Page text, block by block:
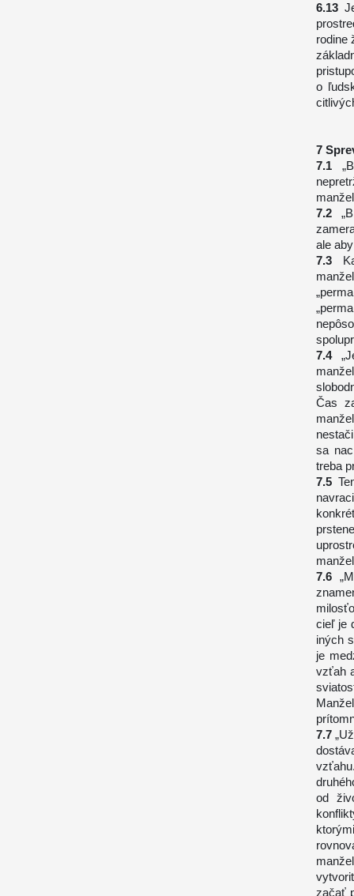
rodine
o
ale
Čas
sa
treba
cieľ je
iných
je
vzťah
od
začať